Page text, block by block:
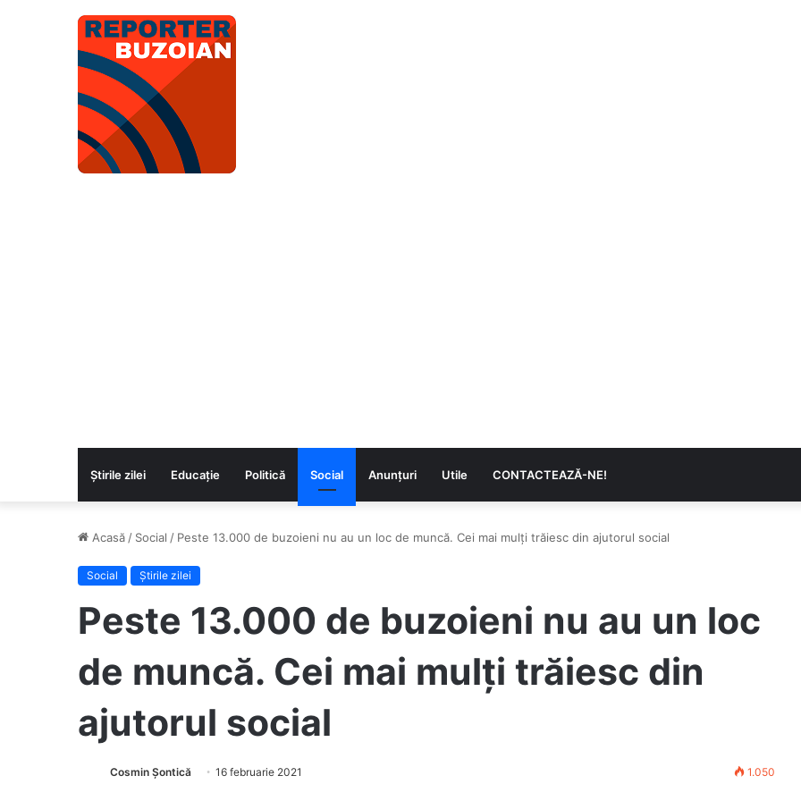
Știrile zilei Educaţie Politică Social Anunțuri Utile CONTACTEAZĂ-NE!
Acasă / Social / Peste 13.000 de buzoieni nu au un loc de muncă. Cei mai mulți trăiesc din ajutorul social
Social Știrile zilei
Peste 13.000 de buzoieni nu au un loc
de muncă. Cei mai mulți trăiesc din
ajutorul social
Cosmin Șontică 16 februarie 2021 1.050